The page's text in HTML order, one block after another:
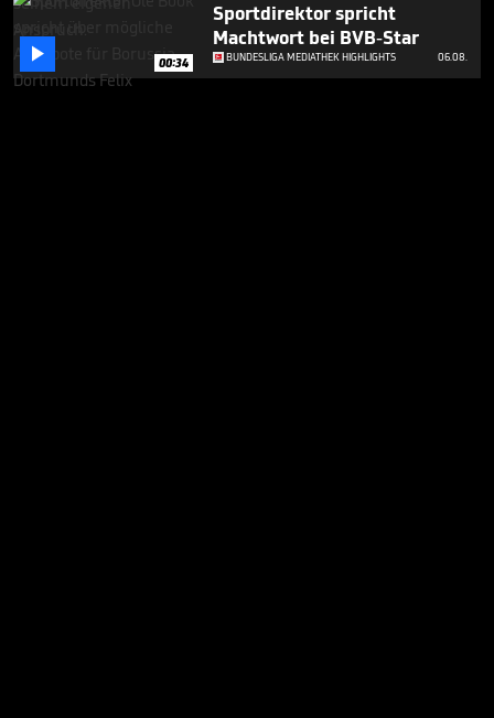
 00:34
Sportdirektor spricht
Machtwort bei BVB-Star
BUNDESLIGA MEDIATHEK HIGHLIGHTS 06.08.